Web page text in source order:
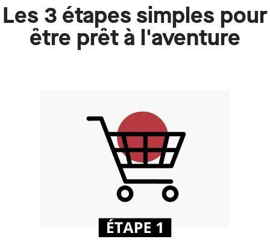
Les 3 étapes simples pour
être prêt à l'aventure